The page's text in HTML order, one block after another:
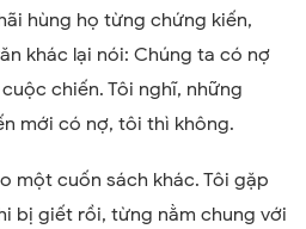
hùng họ từng chứng kiến,
khác lại nói: Chúng ta có nợ
chiến. Tôi nghĩ, những
mới có nợ, tôi thì không.
một cuốn sách khác. Tôi gặp
bị giết rồi, từng nằm chung với